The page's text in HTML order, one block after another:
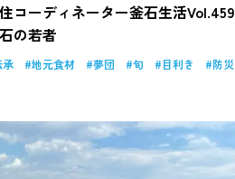
コーディネーター釜石生活Vol.459
の若者
承 地元食材 夢団 旬 目利き 防災